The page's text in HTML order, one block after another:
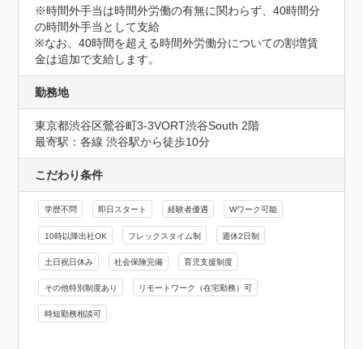
※時間外手当は時間外労働の有無に関わらず、40時間分
の時間外手当として支給
※なお、40時間を超える時間外労働分についての割増賃
金は追加で支給します。
勤務地
東京都渋谷区鶯谷町3-3VORT渋谷South 2階
最寄駅：各線 渋谷駅から徒歩10分
こだわり条件
学歴不問 即日スタート 経験者優遇 Wワーク可能
10時以降出社OK フレックスタイム制 週休2日制
土日祝日休み 社会保険完備 育児支援制度
その他特別制度あり リモートワーク（在宅勤務）可
時短勤務相談可